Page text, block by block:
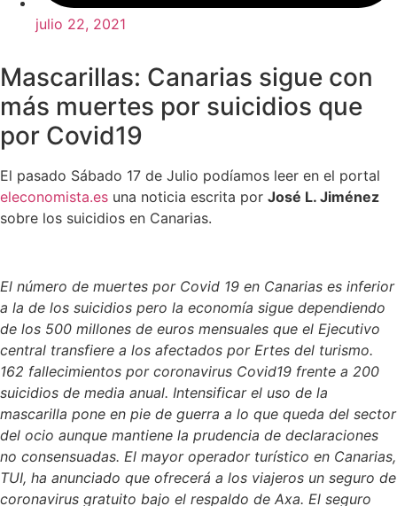
julio 22, 2021
Mascarillas: Canarias sigue con
más muertes por suicidios que
por Covid19
El pasado Sábado 17 de Julio podíamos leer en el portal
eleconomista.es una noticia escrita por José L. Jiménez
sobre los suicidios en Canarias.
El número de muertes por Covid 19 en Canarias es inferior
a la de los suicidios pero la economía sigue dependiendo
de los 500 millones de euros mensuales que el Ejecutivo
central transfiere a los afectados por Ertes del turismo.
162 fallecimientos por coronavirus Covid19 frente a 200
suicidios de media anual. Intensificar el uso de la
mascarilla pone en pie de guerra a lo que queda del sector
del ocio aunque mantiene la prudencia de declaraciones
no consensuadas. El mayor operador turístico en Canarias,
TUI, ha anunciado que ofrecerá a los viajeros un seguro de
coronavirus gratuito bajo el respaldo de Axa. El seguro